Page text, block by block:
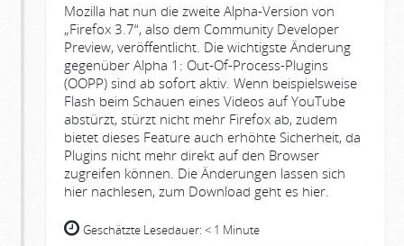
Mozilla hat nun die zweite Alpha-Version von
„Firefox 3.7“, also dem Community Developer
Preview, veröffentlicht. Die wichtigste Änderung
gegenüber Alpha 1: Out-Of-Process-Plugins
(OOPP) sind ab sofort aktiv. Wenn beispielsweise
Flash beim Schauen eines Videos auf YouTube
abstürzt, stürzt nicht mehr Firefox ab, zudem
bietet dieses Feature auch erhöhte Sicherheit, da
Plugins nicht mehr direkt auf den Browser
zugreifen können. Die Änderungen lassen sich
hier nachlesen, zum Download geht es hier.
Geschätzte Lesedauer: < 1 Minute